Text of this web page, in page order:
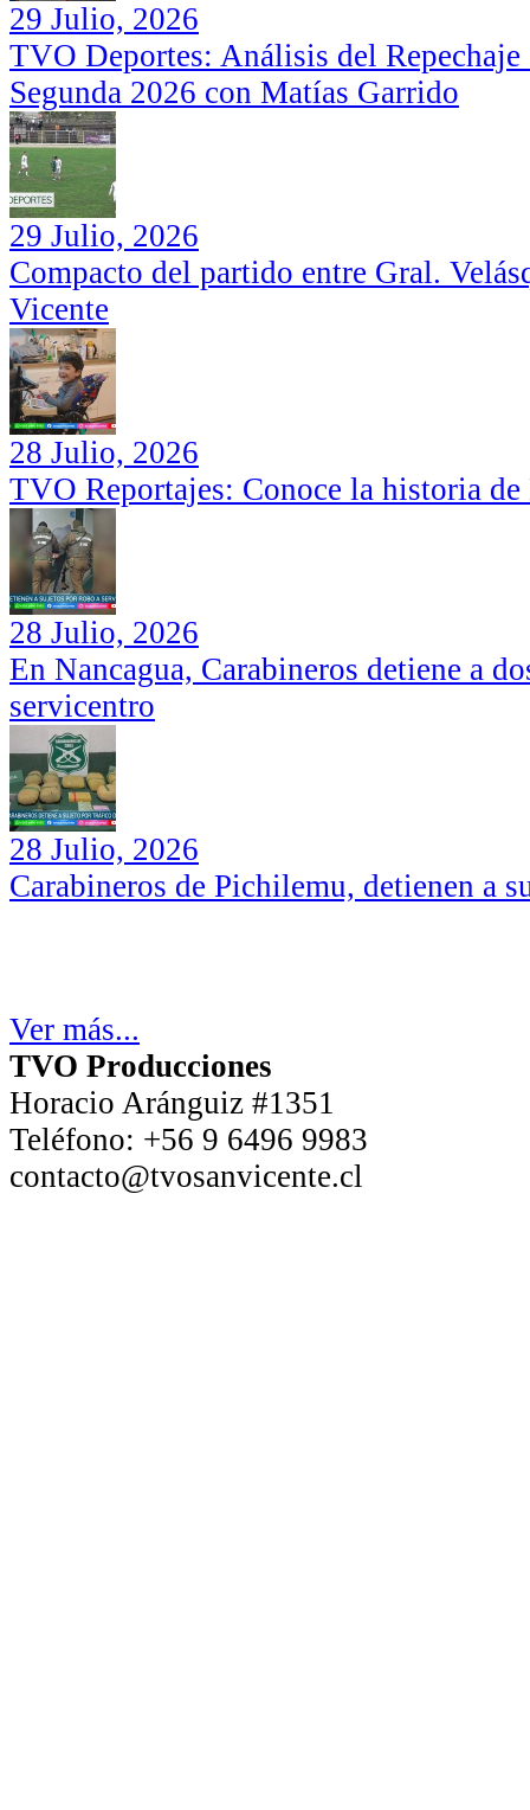
29 Julio, 2026
TVO Deportes: Análisis del
Segunda 2026 con Matías Garrido
29 Julio, 2026
Compacto del partido entre Gral.
Vicente
28 Julio, 2026
TVO Reportajes: Conoce la historia
28 Julio, 2026
En Nancagua, Carabineros detiene a
servicentro
28 Julio, 2026
Carabineros de Pichilemu, detienen a
Ver más...
TVO Producciones
Horacio Aránguiz #1351
Teléfono: +56 9 6496 9983
contacto@tvosanvicente.cl